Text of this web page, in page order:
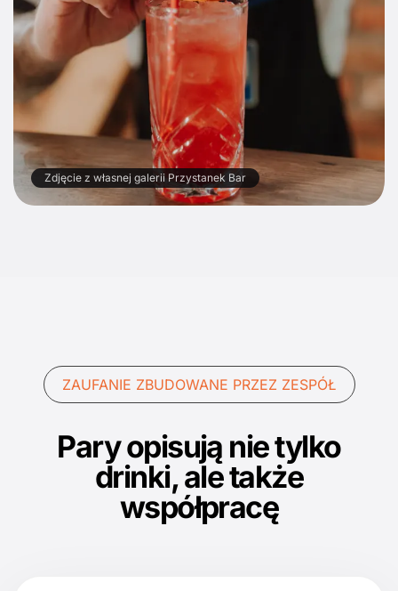
Zdjęcie z własnej galerii Przystanek Bar
ZAUFANIE ZBUDOWANE PRZEZ ZESPÓŁ
Pary opisują nie tylko
drinki, ale także
współpracę